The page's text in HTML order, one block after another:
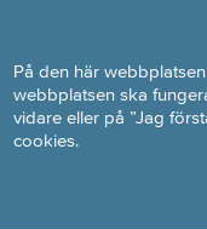
På den här
webbplatsen ska
vidare eller på ”Jag
cookies.